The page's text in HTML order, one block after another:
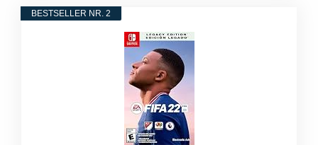
BESTSELLER NR. 2